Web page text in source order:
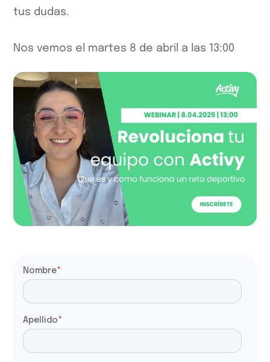
tus dudas.
Nos vemos el martes 8 de abril a las 13:00